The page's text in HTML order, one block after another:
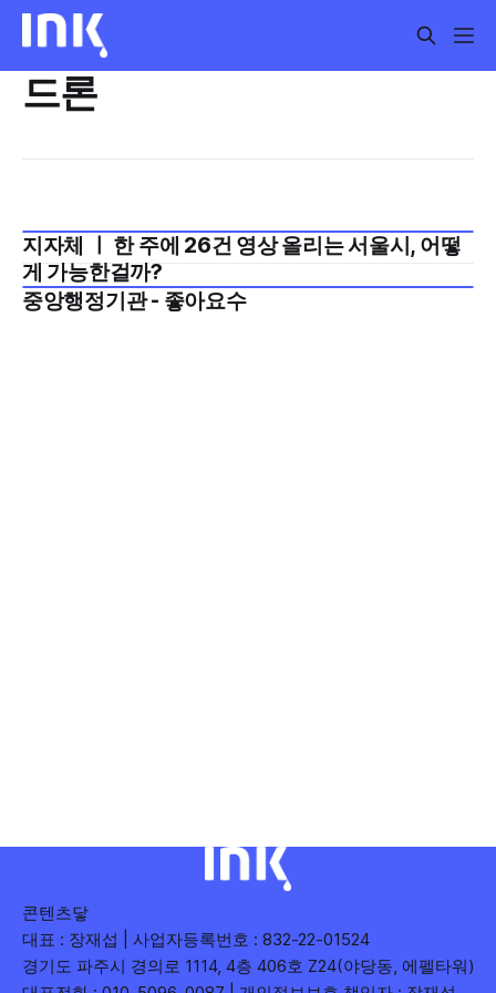
드론
2025년 9월 2주
지자체 ㅣ 한 주에 26건 영상 올리는 서울시, 어떻
게 가능한걸까?
중앙행정기관 - 좋아요수
콘텐츠닿
대표 : 장재섭 | 사업자등록번호 : 832-22-01524
경기도 파주시 경의로 1114, 4층 406호 Z24(야당동, 에펠타워)